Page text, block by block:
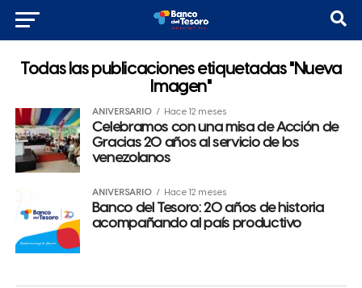
Todas las publicaciones etiquetadas "Nueva
Imagen"
ANIVERSARIO Hace 12 meses
Celebramos con una misa de Acción de
Gracias 20 años al servicio de los
venezolanos
ANIVERSARIO Hace 12 meses
Banco del Tesoro: 20 años de historia
acompañando al país productivo